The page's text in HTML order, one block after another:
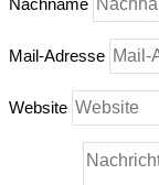
Mail-Adresse
Website